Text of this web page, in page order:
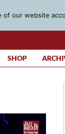
SHOP
of our website